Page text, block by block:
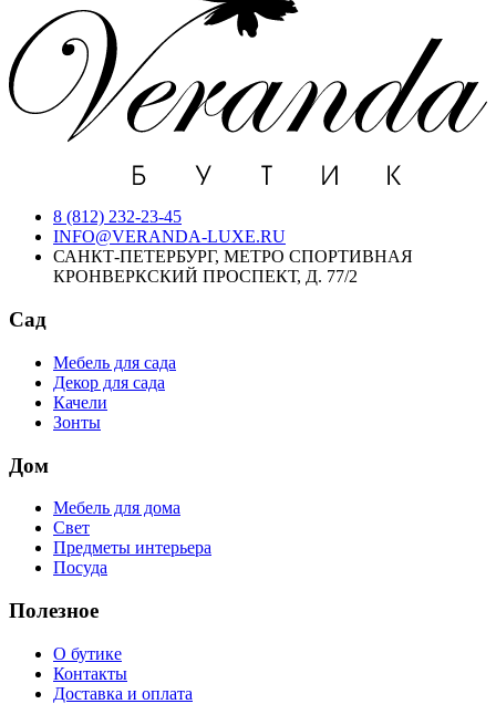
8 (812) 232-23-45
INFO@VERANDA-LUXE.RU
САНКТ-ПЕТЕРБУРГ, МЕТРО СПОРТИВНАЯ
КРОНВЕРКСКИЙ ПРОСПЕКТ, Д. 77/2
Сад
Мебель для сада
Декор для сада
Качели
Зонты
Дом
Мебель для дома
Свет
Предметы интерьера
Посуда
Полезное
О бутике
Контакты
Доставка и оплата